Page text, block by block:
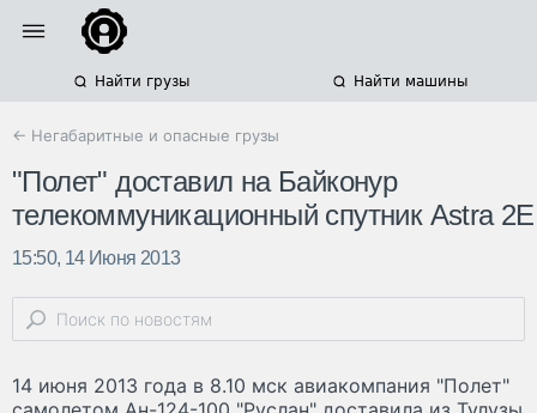
Найти грузы Найти машины
← Негабаритные и опасные грузы
"Полет" доставил на Байконур
телекоммуникационный спутник Astra 2E
15:50, 14 Июня 2013
14 июня 2013 года в 8.10 мск авиакомпания "Полет"